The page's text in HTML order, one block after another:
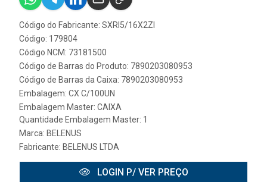
Código do Fabricante: SXRI5/16X2ZI
Código: 179804
Código NCM: 73181500
Código de Barras do Produto: 7890203080953
Código de Barras da Caixa: 7890203080953
Embalagem: CX C/100UN
Embalagem Master: CAIXA
Quantidade Embalagem Master: 1
Marca: BELENUS
Fabricante: BELENUS LTDA
LOGIN P/ VER PREÇO